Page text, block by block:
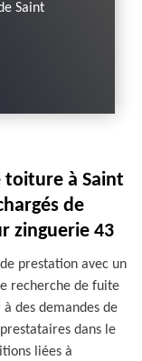
Saint
toiture à Saint
de
zinguerie 43
prestation avec un
recherche de fuite
des demandes de
dans le
liées à